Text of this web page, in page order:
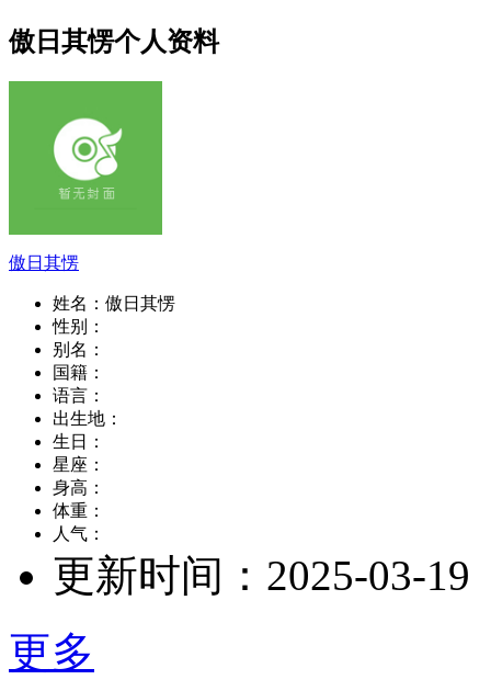
傲日其愣个人资料
傲日其愣
姓名： 傲日其愣
性别：
别名：
国籍：
语言：
出生地：
生日：
星座：
身高：
体重：
人气：
更新时间： 2025-03-19
更多